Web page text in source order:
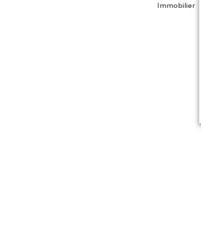
Immobilier